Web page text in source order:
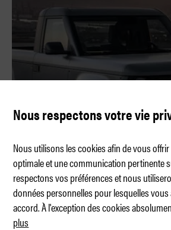
Slate Truck – spartiate et coloré
Nous respectons votre vie
Nous utilisons les cookies afin de vous
optimale et une communication pertinente
respectons vos préférences et nous
données personnelles pour lesquelles
accord. À l'exception des cookies
plus